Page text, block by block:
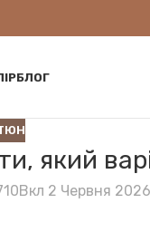
БЛОГ
який
Вкл 2 Червня 2026